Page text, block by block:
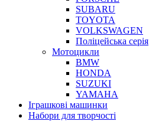
SUBARU
TOYOTA
VOLKSWAGEN
Поліцейська серія
Мотоцикли
BMW
HONDA
SUZUKI
YAMAHA
Іграшкові машинки
Набори для творчості